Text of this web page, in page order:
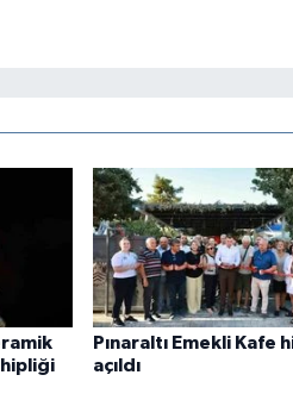
Pınaraltı Emekli Kafe
açıldı